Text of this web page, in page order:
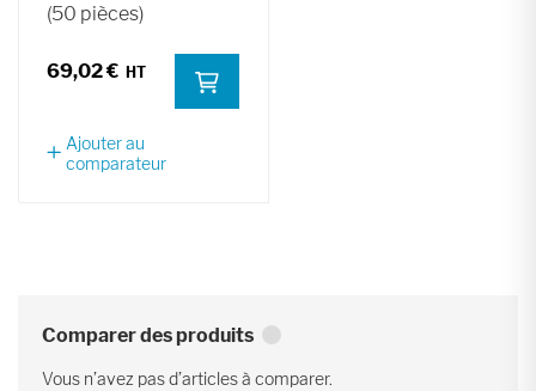
(50 pièces)
69,02 €
Ajouter au
comparateur
Comparer des produits
Vous n’avez pas d’articles à comparer.